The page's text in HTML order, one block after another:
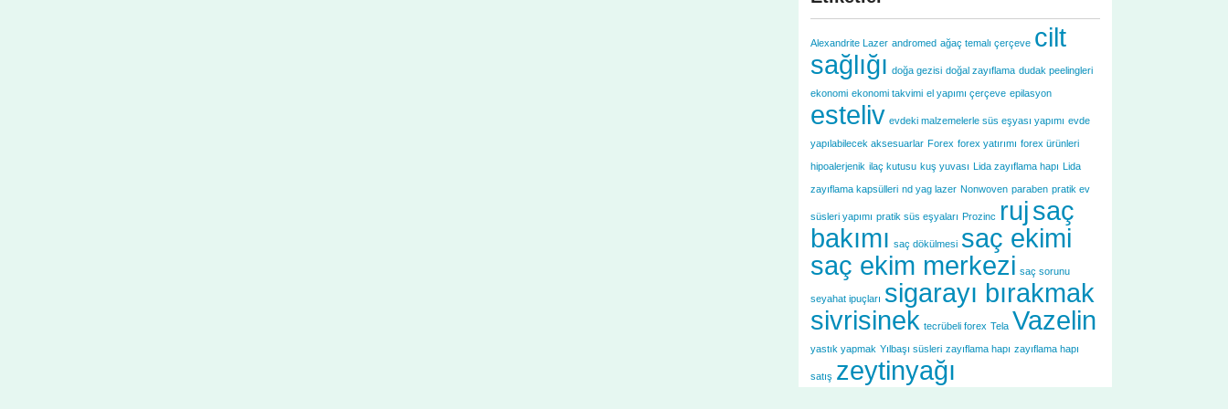
Alexandrite Lazer andromed ağaç temalı çerçeve cilt
sağlığı doğa gezisi doğal zayıflama dudak peelingleri
ekonomi ekonomi takvimi el yapımı çerçeve epilasyon
esteliv evdeki malzemelerle süs eşyası yapımı evde
yapılabilecek aksesuarlar Forex forex yatırımı forex ürünleri
hipoalerjenik ilaç kutusu kuş yuvası Lida zayıflama hapı Lida
zayıflama kapsülleri nd yag lazer Nonwoven paraben pratik ev
süsleri yapımı pratik süs eşyaları Prozinc rujsaç
bakımı saç dökülmesi saç ekimi
saç ekim merkezi saç sorunu
seyahat ipuçları sigarayı bırakmak
sivrisinek tecrübeli forex Tela Vazelin
yastık yapmak Yılbaşı süsleri zayıflama hapı zayıflama hapı
satış zeytinyağı